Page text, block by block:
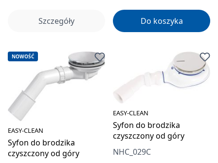
Szczegóły Do koszyka
NOWOŚĆ
EASY-CLEAN
Syfon do brodzika
czyszczony od góry
EASY-CLEAN
Syfon do brodzika
czyszczony od góry
NHC_029C